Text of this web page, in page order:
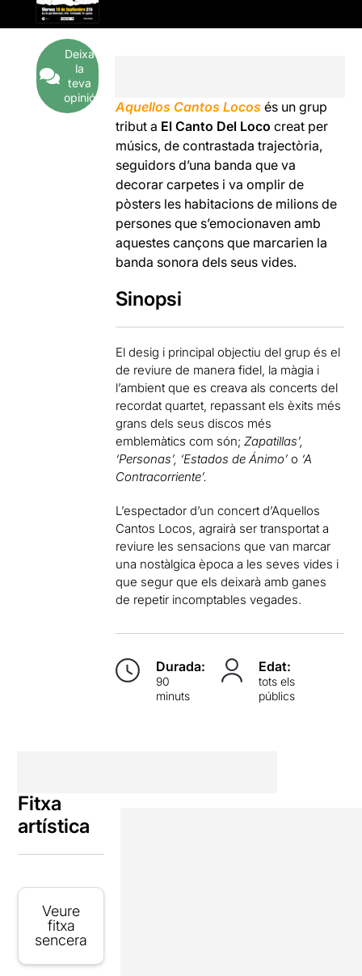
Deixa
la
teva
opinió
Aquellos Cantos Locos és un grup
tribut a El Canto Del Loco creat per
músics, de contrastada trajectòria,
seguidors d’una banda que va
decorar carpetes i va omplir de
pòsters les habitacions de milions de
persones que s’emocionaven amb
aquestes cançons que marcarien la
banda sonora dels seus vides.
Sinopsi
El desig i principal objectiu del grup és el
de reviure de manera fidel, la màgia i
l’ambient que es creava als concerts del
recordat quartet, repassant els èxits més
grans dels seus discos més
emblemàtics com són;Zapatillas’,
‘Personas’, ‘Estados de Ánimo’ o ‘A
Contracorriente’.
L’espectador d’un concert d’Aquellos
Cantos Locos, agrairà ser transportat a
reviure les sensacions que van marcar
una nostàlgica època a les seves vides i
que segur que els deixarà amb ganes
de repetir incomptables vegades.
Durada:
90
minuts
Edat:
tots els
públics
Fitxa
artística
Veure
fitxa
sencera